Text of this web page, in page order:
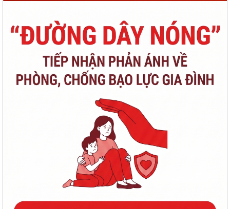
TRƯỚC KỲ HỌP THƯỜNG LỆ GIỮA NĂM 2026
ĐẨY MẠNH CHUYỂN ĐỔI SỐ NGÀNH GIÁO DỤC – HOÀN THÀNH CẤP
CHỨNG THƯ CHỮ KÝ SỐ CỦA BAN CƠ YẾU CHO 100%...
96 NĂM – CHẶNG ĐƯỜNG VẺ VANG, TỰ HÀO CỦA CÔNG TÁC TUYÊN
GIÁO CỦA ĐẢNG
THÔNG BÁO Niêm yết công khai kết quả rà soát các đối tượng thuộc
hộ nghèo, hộ cận nghèo, hộ thoát...
TÍCH CỰC THAM GIA CHUYỂN ĐỔI SỐ, THANH TOÁN KHÔNG DÙNG
TIỀN MẶT VÀ BẢN ĐỒ ẨM THỰC SỐ HẢI PHÒNG –...
CHUYỂN ĐỔI SỐ – ĐỘNG LỰC XÂY DỰNG CHÍNH QUYỀN PHỤC VỤ, XÃ
HỘI VĂN MINH, HIỆN ĐẠI
HĐND PHƯỜNG CHÍ LINH KHÓA II TỔ CHỨC THÀNH CÔNG KỲ HỌP THỨ